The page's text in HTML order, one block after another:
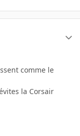
comme le
la Corsair